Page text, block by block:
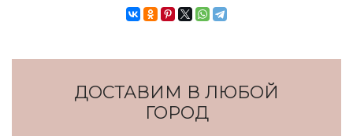
ДОСТАВИМ В ЛЮБОЙ
ГОРОД